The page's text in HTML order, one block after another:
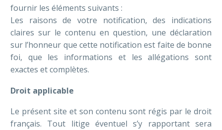
fournir les éléments suivants :
Les raisons de votre notification, des indications
claires sur le contenu en question, une déclaration
sur l’honneur que cette notification est faite de bonne
foi, que les informations et les allégations sont
exactes et complètes.
Droit applicable
Le présent site et son contenu sont régis par le droit
français. Tout litige éventuel s’y rapportant sera